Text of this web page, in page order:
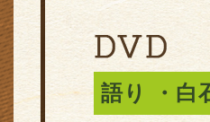
語り ・白